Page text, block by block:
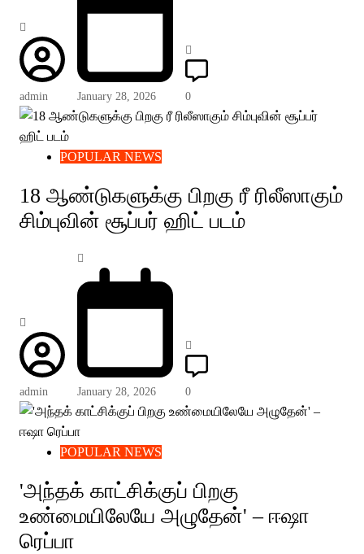
admin January 28, 2026 0
POPULAR NEWS
18 ஆண்டுகளுக்கு பிறகு ரீ ரிலீஸாகும்
சிம்புவின் சூப்பர் ஹிட் படம்
admin January 28, 2026 0
POPULAR NEWS
'அந்தக் காட்சிக்குப் பிறகு
உண்மையிலேயே அழுதேன்' – ஈஷா
ரெப்பா